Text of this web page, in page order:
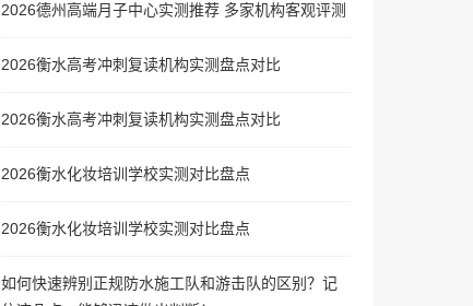
2026德州高端月子中心实测推荐 多家机构客观评测
2026衡水高考冲刺复读机构实测盘点对比
2026衡水高考冲刺复读机构实测盘点对比
2026衡水化妆培训学校实测对比盘点
2026衡水化妆培训学校实测对比盘点
如何快速辨别正规防水施工队和游击队的区别？记